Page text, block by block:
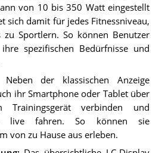
von 10 bis 350 Watt eingestellt
sich damit für jedes Fitnessniveau,
zu Sportlern. So können Benutzer
spezifischen Bedürfnisse und
Neben der klassischen Anzeige
ihr Smartphone oder Tablet über
verbinden und
live fahren. So können sie
von zu Hause aus erleben.